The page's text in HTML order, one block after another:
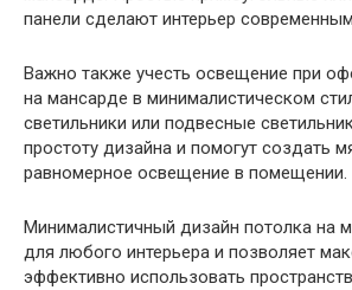
панели сделают интерьер
Важно также учесть освещение при
на мансарде в минималистическом
светильники или подвесные
простоту дизайна и помогут создать
равномерное освещение в помещении.
Минималистичный дизайн потолка на
для любого интерьера и позволяет
эффективно использовать